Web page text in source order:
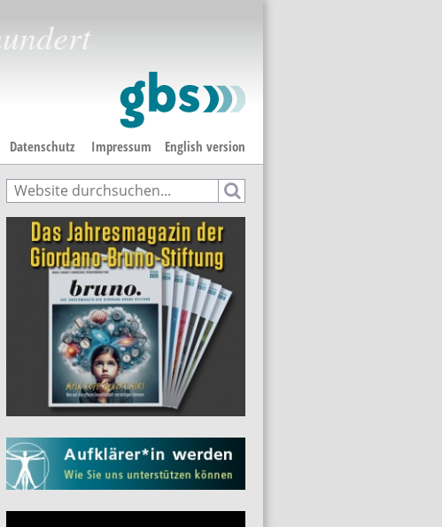
English version
Datenschutz Impressum
Suchformular
Suche